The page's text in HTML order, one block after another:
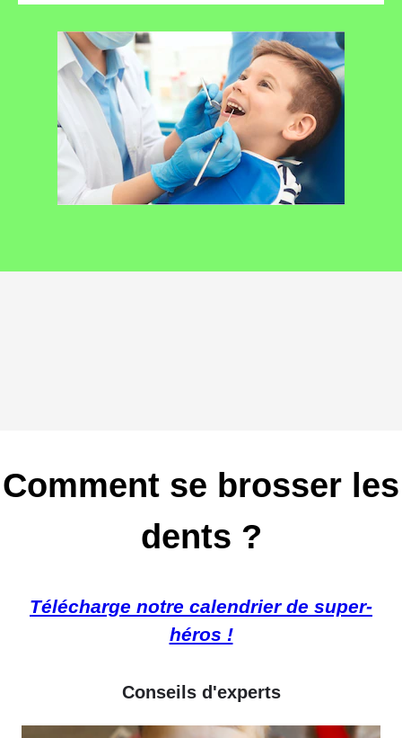
Comment se brosser les
dents ?
Télécharge notre calendrier de super-
héros !
Conseils d'experts